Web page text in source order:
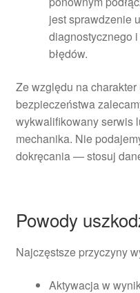
jest sprawdzenie
diagnostycznego
błędów.
Ze względu na charakter
bezpieczeństwa
wykwalifikowany serwis
mechanika. Nie
dokręcania — stosuj
Powody
Najczęstsze przyczyny
Aktywacja w